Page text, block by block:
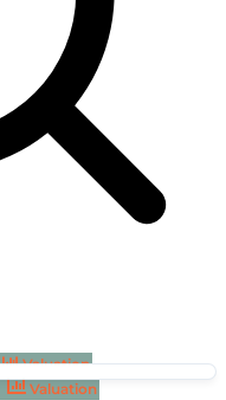
Valuation
Valuation